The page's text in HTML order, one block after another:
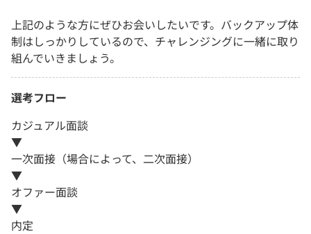
上記のような方にぜひお会いしたいです。バックアップ体
制はしっかりしているので、チャレンジングに一緒に取り
組んでいきましょう。
選考フロー
カジュアル面談
▼
一次面接（場合によって、二次面接）
▼
オファー面談
▼
内定